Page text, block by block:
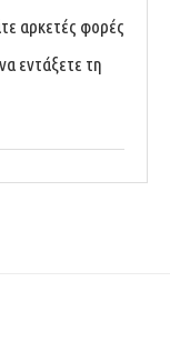
αρκετές φορές
εντάξετε τη